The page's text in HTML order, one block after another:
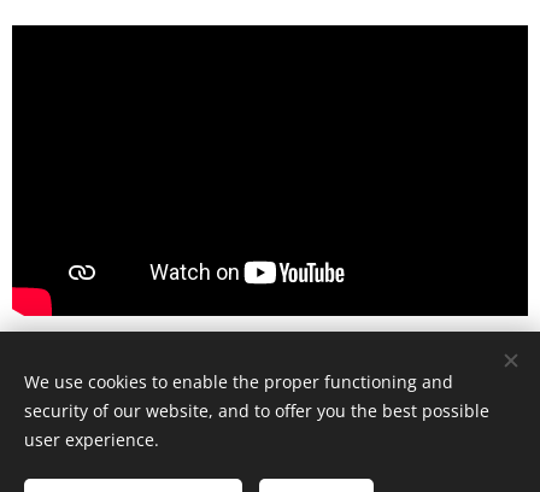
© Art Society, 2025
We use cookies to enable the proper functioning and
security of our website, and to offer you the best possible
user experience.